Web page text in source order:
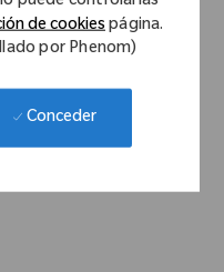
de cookiespágina.
por Phenom)
Conceder